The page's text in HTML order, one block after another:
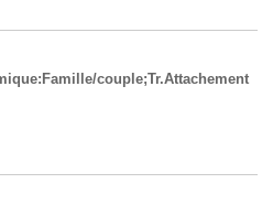
couple;Tr.Attachement